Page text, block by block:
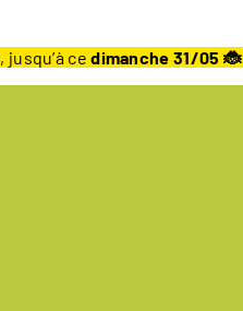
, jusqu’à cedimanche 31/05 🐞